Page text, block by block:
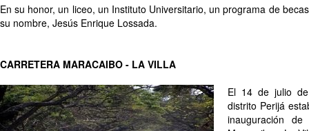
En su honor, un liceo, un Instituto Universitario, un programa de
su nombre, Jesús Enrique Lossada.
CARRETERA MARACAIBO - LA VILLA
El 14 de julio
distrito Perijá
inauguración